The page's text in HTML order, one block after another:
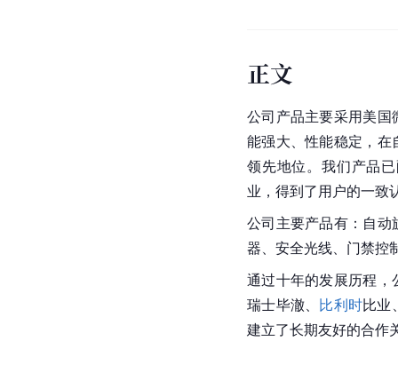
正文
公司产品主要采用美国
能强大、性能稳定，在
领先地位。我们产品
业，得到了用户的一致
公司主要产品有：自动
器、安全光线、门禁控
通过十年的发展历程
瑞士毕澈、 比利时比业
建立了长期友好的合作